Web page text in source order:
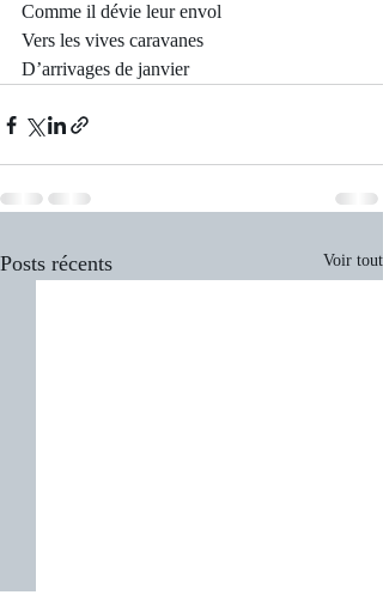
Comme il dévie leur envol
Vers les vives caravanes
D’arrivages de janvier
Posts récents Voir tout